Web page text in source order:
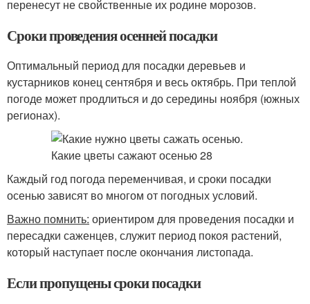
перенесут не свойственные их родине морозов.
Сроки проведения осенней посадки
Оптимальный период для посадки деревьев и
кустарников конец сентября и весь октябрь. При теплой
погоде может продлиться и до середины ноября (южных
регионах).
Каждый год погода переменчивая, и сроки посадки
осенью зависят во многом от погодных условий.
Важно помнить: ориентиром для проведения посадки и
пересадки саженцев, служит период покоя растений,
который наступает после окончания листопада.
Если пропущены сроки посадки